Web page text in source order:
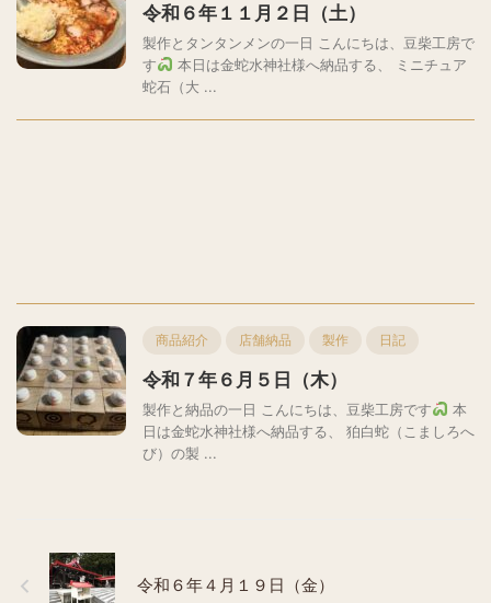
令和６年１１月２日（土）
製作とタンタンメンの一日 こんにちは、豆柴工房で
す
本日は金蛇水神社様へ納品する、 ミニチュア
蛇石（大 ...
商品紹介 店舗納品 製作 日記
令和７年６月５日（木）
製作と納品の一日 こんにちは、豆柴工房です
本
日は金蛇水神社様へ納品する、 狛白蛇（こましろへ
び）の製 ...
令和６年４月１９日（金）